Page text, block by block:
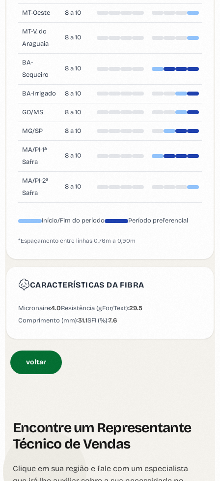
MT-Oeste 8 a 10
MT-V. do
Araguaia
8 a 10
BA-
Sequeiro
8 a 10
BA-Irrigado 8 a 10
GO/MS 8 a 10
MG/SP 8 a 10
MA/PI-1ª
Safra
8 a 10
MA/PI-2ª
Safra
8 a 10
Início/Fim do período Período preferencial
*Espaçamento entre linhas 0,76m a 0,90m
CARACTERÍSTICAS DA FIBRA
Micronaire:4.0Resistência (gFor/Text):29.5
Comprimento (mm):31.1SFI (%):7.6
voltar
Encontre um Representante
Técnico de Vendas
Clique em sua região e fale com um especialista